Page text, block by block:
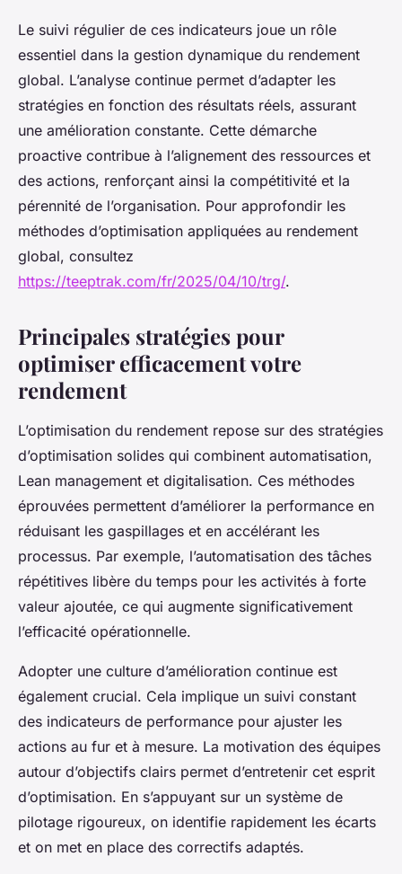
Le suivi régulier de ces indicateurs joue un rôle
essentiel dans la gestion dynamique du rendement
global. L’analyse continue permet d’adapter les
stratégies en fonction des résultats réels, assurant
une amélioration constante. Cette démarche
proactive contribue à l’alignement des ressources et
des actions, renforçant ainsi la compétitivité et la
pérennité de l’organisation. Pour approfondir les
méthodes d’optimisation appliquées au rendement
global, consultez
https://teeptrak.com/fr/2025/04/10/trg/.
Principales stratégies pour
optimiser efficacement votre
rendement
L’optimisation du rendement repose sur des stratégies
d’optimisation solides qui combinent automatisation,
Lean management et digitalisation. Ces méthodes
éprouvées permettent d’améliorer la performance en
réduisant les gaspillages et en accélérant les
processus. Par exemple, l’automatisation des tâches
répétitives libère du temps pour les activités à forte
valeur ajoutée, ce qui augmente significativement
l’efficacité opérationnelle.
Adopter une culture d’amélioration continue est
également crucial. Cela implique un suivi constant
des indicateurs de performance pour ajuster les
actions au fur et à mesure. La motivation des équipes
autour d’objectifs clairs permet d’entretenir cet esprit
d’optimisation. En s’appuyant sur un système de
pilotage rigoureux, on identifie rapidement les écarts
et on met en place des correctifs adaptés.